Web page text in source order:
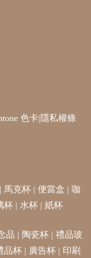
色卡| 隱私權條
| 馬克杯 | 便當盒 | 咖
杯 | 水杯 | 紙杯
品 | 陶瓷杯 | 禮品玻
品杯 | 廣告杯 | 印刷